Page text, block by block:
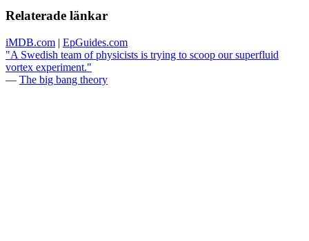
Relaterade länkar
iMDB.com | EpGuides.com
"A Swedish team of physicists is trying to scoop our superfluid
vortex experiment."
— The big bang theory